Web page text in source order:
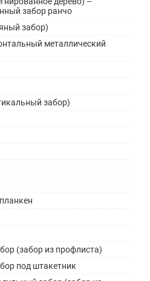
забор ранчо
забор)
металлический
забор)
(забор из профлиста)
под штакетник